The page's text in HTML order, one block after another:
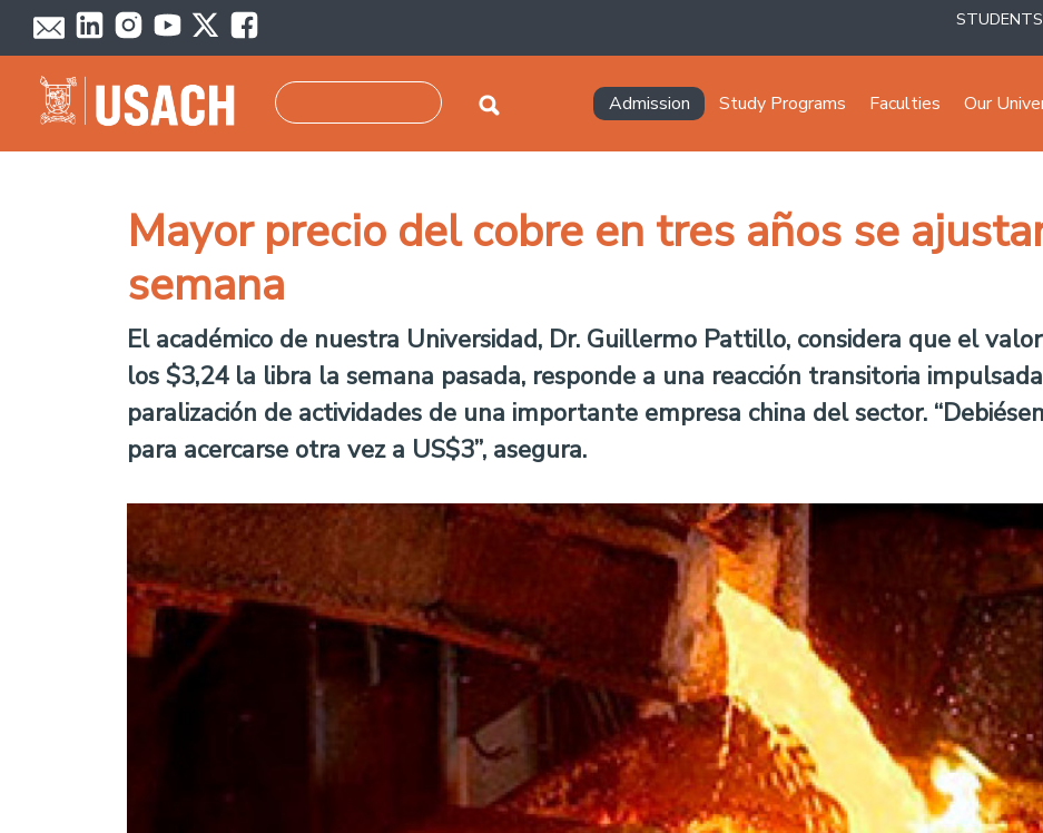
Skip to main content STUDENTS
Navegación principal
Admission Study Programs Faculties Our
Mayor precio del cobre en tres años se
semana
El académico de nuestra Universidad, Dr. Guillermo Pattillo, considera que el
los $3,24 la libra la semana pasada, responde a una reacción transitoria
paralización de actividades de una importante empresa china del sector.
para acercarse otra vez a US$3”, asegura.